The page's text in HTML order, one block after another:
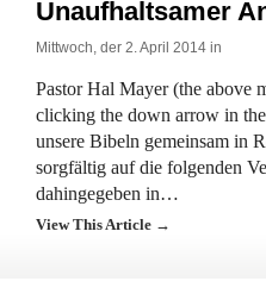
Unaufhaltsamer
Mittwoch, der 2. April 2014 in
Pastor Hal Mayer (the above
clicking the down arrow in
unsere Bibeln gemeinsam in
sorgfältig auf die folgenden
dahingegeben in…
View This Article →